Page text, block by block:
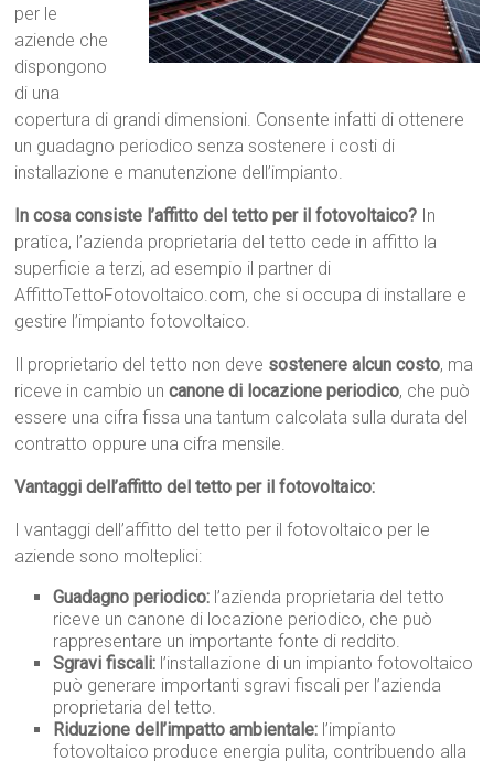
per le
aziende che
dispongono
di una
copertura di grandi dimensioni. Consente infatti di ottenere
un guadagno periodico senza sostenere i costi di
installazione e manutenzione dell’impianto.
In cosa consiste l’affitto del tetto per il fotovoltaico? In
pratica, l’azienda proprietaria del tetto cede in affitto la
superficie a terzi, ad esempio il partner di
AffittoTettoFotovoltaico.com, che si occupa di installare e
gestire l’impianto fotovoltaico.
Il proprietario del tetto non deve sostenere alcun costo, ma
riceve in cambio uncanone di locazione periodico, che può
essere una cifra fissa una tantum calcolata sulla durata del
contratto oppure una cifra mensile.
Vantaggi dell’affitto del tetto per il fotovoltaico:
I vantaggi dell’affitto del tetto per il fotovoltaico per le
aziende sono molteplici:
Guadagno periodico: l’azienda proprietaria del tetto
riceve un canone di locazione periodico, che può
rappresentare un importante fonte di reddito.
Sgravi fiscali: l’installazione di un impianto fotovoltaico
può generare importanti sgravi fiscali per l’azienda
proprietaria del tetto.
Riduzione dell’impatto ambientale: l’impianto
fotovoltaico produce energia pulita, contribuendo alla